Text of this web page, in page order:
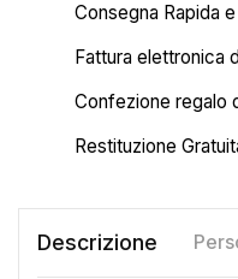
Consegna Rapida
Fattura elettronica
Confezione regalo
Restituzione
Descrizione